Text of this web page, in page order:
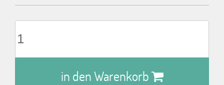
in den Warenkorb